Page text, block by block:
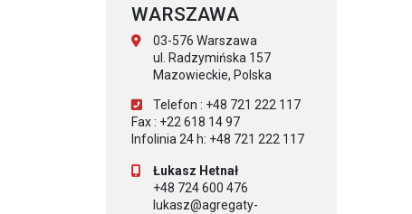
WARSZAWA
03-576 Warszawa
ul. Radzymińska 157
Mazowieckie, Polska
Telefon : +48 721 222 117
Fax : +22 618 14 97
Infolinia 24 h: +48 721 222 117
Łukasz Hetnał
+48 724 600 476
lukasz@agregaty-